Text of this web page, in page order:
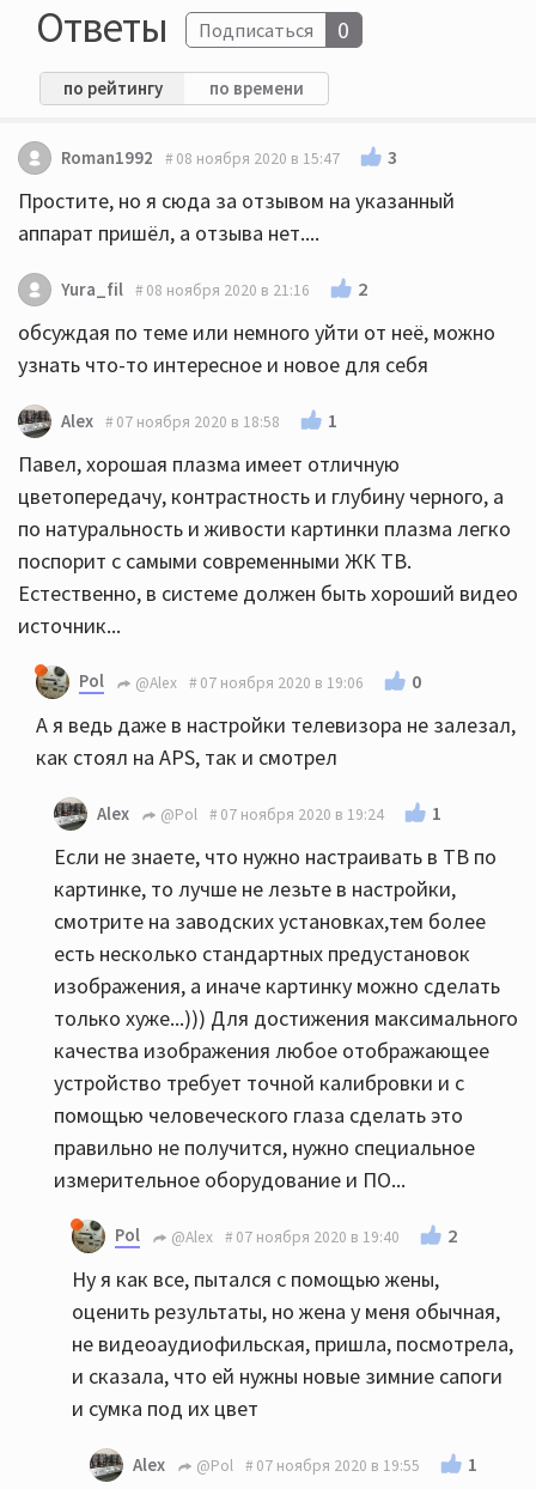
Ответы Подписаться 0
по рейтингу по времени
Roman1992 08 ноября 2020 в 15:47 3
Простите, но я сюда за отзывом на указанный
аппарат пришёл, а отзыва нет....
Yura_fil 08 ноября 2020 в 21:16 2
обсуждая по теме или немного уйти от неё, можно
узнать что-то интересное и новое для себя
Alex 07 ноября 2020 в 18:58 1
Павел, хорошая плазма имеет отличную
цветопередачу, контрастность и глубину черного, а
по натуральность и живости картинки плазма легко
поспорит с самыми современными ЖК ТВ.
Естественно, в системе должен быть хороший видео
источник...
Pol @Alex 07 ноября 2020 в 19:06 0
А я ведь даже в настройки телевизора не залезал,
как стоял на APS, так и смотрел
Alex @Pol 07 ноября 2020 в 19:24 1
Если не знаете, что нужно настраивать в ТВ по
картинке, то лучше не лезьте в настройки,
смотрите на заводских установках,тем более
есть несколько стандартных предустановок
изображения, а иначе картинку можно сделать
только хуже...))) Для достижения максимального
качества изображения любое отображающее
устройство требует точной калибровки и с
помощью человеческого глаза сделать это
правильно не получится, нужно специальное
измерительное оборудование и ПО...
Pol @Alex 07 ноября 2020 в 19:40 2
Ну я как все, пытался с помощью жены,
оценить результаты, но жена у меня обычная,
не видеоаудиофильская, пришла, посмотрела,
и сказала, что ей нужны новые зимние сапоги
и сумка под их цвет
Alex @Pol 07 ноября 2020 в 19:55 1